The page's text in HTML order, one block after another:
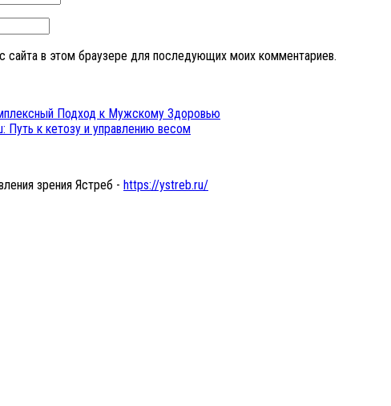
сайта в этом браузере для последующих моих комментариев.
Подход к Мужскому Здоровью
Путь к кетозу и управлению весом
зрения Ястреб - https://ystreb.ru/